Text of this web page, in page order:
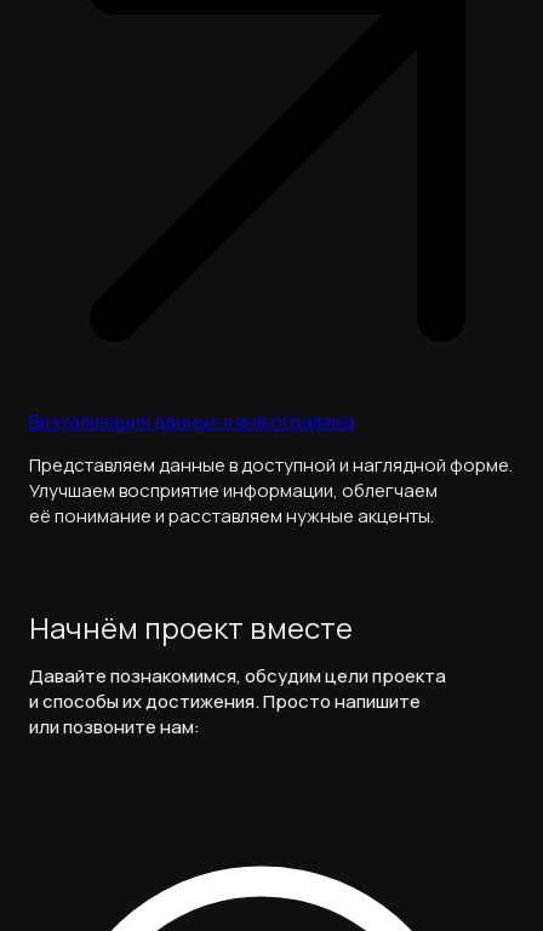
Визуализация данных и инфографика
Представляем данные в доступной и наглядной форме.
Улучшаем восприятие информации, облегчаем
её понимание и расставляем нужные акценты.
Начнём проект вместе
Давайте познакомимся, обсудим цели проекта
и способы их достижения. Просто напишите
или позвоните нам: